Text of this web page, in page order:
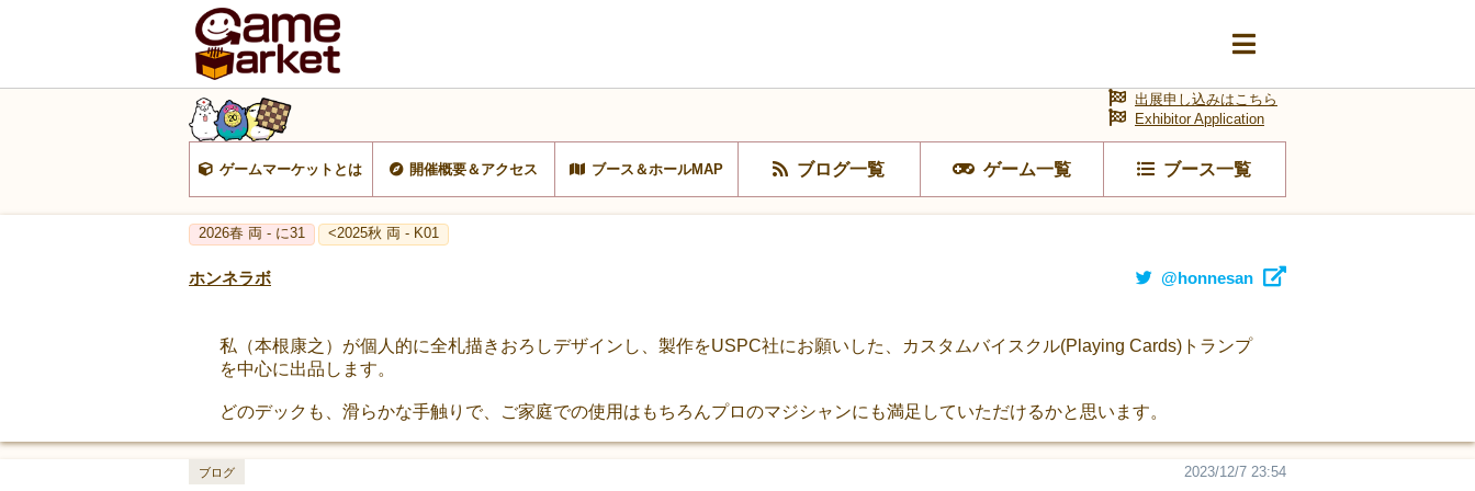
ゲームマーケットとは 開催概要＆アクセス ブース＆ホールMAP ブログ一覧 ゲーム一覧 ブース一覧
出展申し込みはこちら
Exhibitor Application
2026春 両 - に31 <2025秋 両 - K01
ホンネラボ @honnesan
私（本根康之）が個人的に全札描きおろしデザインし、製作をUSPC社にお願いした、カスタムバイスクル(Playing Cards)トランプ
を中心に出品します。
どのデックも、滑らかな手触りで、ご家庭での使用はもちろんプロのマジシャンにも満足していただけるかと思います。
2023/12/7 23:54
ブログ